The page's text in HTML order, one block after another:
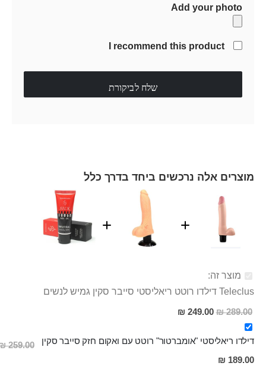
Add your photo
I recommend this product
שלח לביקורת
מוצרים אלה נרכשים ביחד בדרך כלל
מוצר זה:
Teleclus דילדו רוטט ריאליסטי סייבר סקין גמיש לנשים
289.00 ₪
מחיר
249.00 ₪
דילדו ריאליסטי "אומברטור" רוטט עם ואקום חזק סייבר סקין 259.00 ₪
מחיר
189.00 ₪